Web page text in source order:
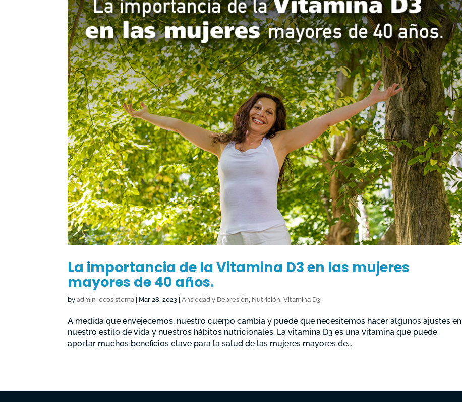
La importancia de la Vitamina D3 en las mujeres
mayores de 40 años.
byadmin-ecosistema Mar 28, 2023 |Ansiedad y Depresión, Nutrición,Vitamina D3
A medida que envejecemos, nuestro cuerpo cambia y puede que necesitemos hacer algunos ajustes en
nuestro estilo de vida y nuestros hábitos nutricionales. La vitamina D3 es una vitamina que puede
aportar muchos beneficios clave para la salud de las mujeres mayores de...